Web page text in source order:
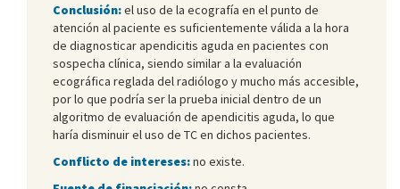
Conclusión:el uso de la ecografía en el punto de
atención al paciente es suficientemente válida a la hora
de diagnosticar apendicitis aguda en pacientes con
sospecha clínica, siendo similar a la evaluación
ecográfica reglada del radiólogo y mucho más accesible,
por lo que podría ser la prueba inicial dentro de un
algoritmo de evaluación de apendicitis aguda, lo que
haría disminuir el uso de TC en dichos pacientes.
Conflicto de intereses:no existe.